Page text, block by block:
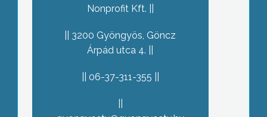
Nonprofit Kft.
3200 Gyöngyös, Göncz
Árpád utca 4.
06-37-311-355